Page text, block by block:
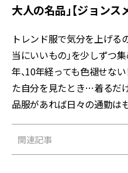
大人の名品」【ジョンス
トレンド服で気分を上げる
当にいいもの」を少しずつ
年、10年経っても色褪せな
た自分を見たとき…着るだ
品服があれば日々の通勤は
関連記事